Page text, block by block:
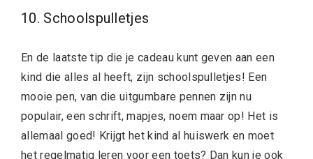
10. Schoolspulletjes
En de laatste tip die je cadeau kunt geven aan een
kind die alles al heeft, zijn schoolspulletjes! Een
mooie pen, van die uitgumbare pennen zijn nu
populair, een schrift, mapjes, noem maar op! Het is
allemaal goed! Krijgt het kind al huiswerk en moet
het regelmatig leren voor een toets? Dan kun je ook